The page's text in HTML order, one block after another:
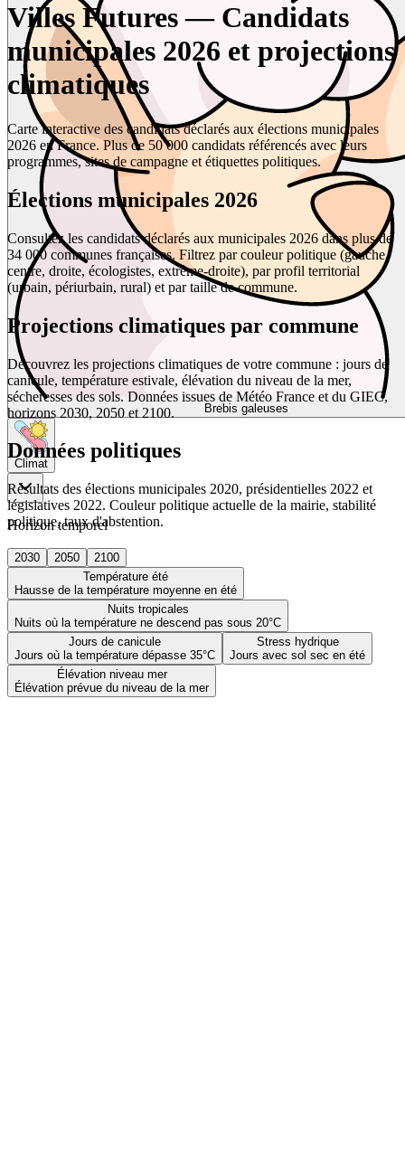
Brebis galeuses
Climat
Horizon temporel
2030 2050
2100
Température été
Hausse de la température moyenne en été
Nuits tropicales
Nuits où la température ne descend pas sous 20°C
Jours de canicule
Jours où la température dépasse 35°C
Stress hydrique
Jours avec sol sec en été
Élévation niveau mer
Élévation prévue du niveau de la mer
Villes Futures — Candidats
municipales 2026 et projections
climatiques
Carte interactive des candidats déclarés aux élections municipales
2026 en France. Plus de 50 000 candidats référencés avec leurs
programmes, sites de campagne et étiquettes politiques.
Élections municipales 2026
Consultez les candidats déclarés aux municipales 2026 dans plus de
34 000 communes françaises. Filtrez par couleur politique (gauche,
centre, droite, écologistes, extrême-droite), par profil territorial
(urbain, périurbain, rural) et par taille de commune.
Projections climatiques par commune
Découvrez les projections climatiques de votre commune : jours de
canicule, température estivale, élévation du niveau de la mer,
sécheresses des sols. Données issues de Météo France et du GIEC,
horizons 2030, 2050 et 2100.
Données politiques
Résultats des élections municipales 2020, présidentielles 2022 et
législatives 2022. Couleur politique actuelle de la mairie, stabilité
politique, taux d'abstention.